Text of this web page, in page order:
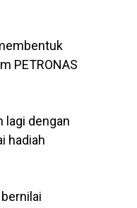
PETRONAS
lagi dengan
hadiah